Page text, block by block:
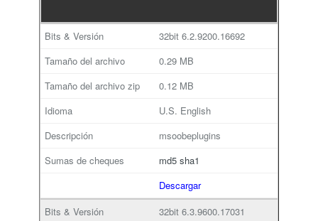
32bit 6.2.9200.16692
0.29 MB
0.12 MB
U.S. English
msoobeplugins
md5 sha1
Descargar
32bit 6.3.9600.17031